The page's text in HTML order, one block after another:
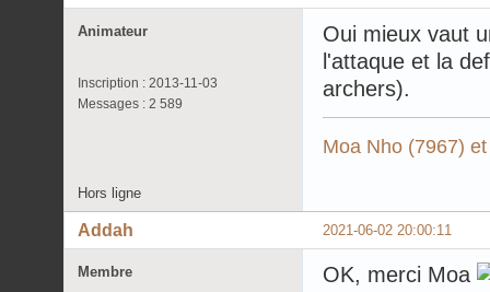
Animateur
Inscription : 2013-11-03
Messages : 2 589
Oui mieux vaut
l'attaque et la
archers).
Moa Nho (7967)
Hors ligne
2021-06-02 20:00:11
Addah
Membre OK, merci Moa